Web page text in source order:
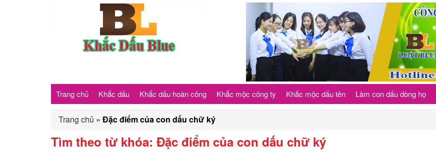
Trang chủ Khắc dấu Khắc dấu hoàn công Khắc mộc công ty Khắc mộc dấu tên Làm con dấu dòng họ
Trang chủ » Đặc điểm của con dấu chữ ký
Đặc điểm của con dấu chữ ký
Tìm theo từ khóa: